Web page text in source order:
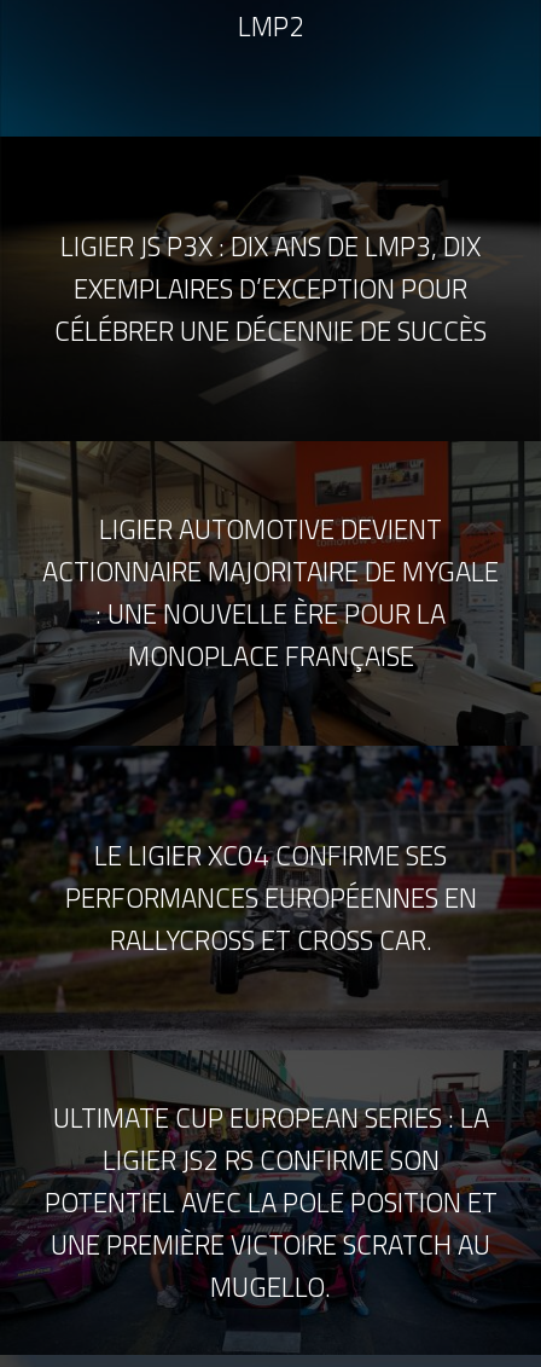
LMP2
LIGIER JS P3X : DIX ANS DE LMP3, DIX
EXEMPLAIRES D’EXCEPTION POUR
CÉLÉBRER UNE DÉCENNIE DE SUCCÈS
LIGIER AUTOMOTIVE DEVIENT
ACTIONNAIRE MAJORITAIRE DE MYGALE
: UNE NOUVELLE ÈRE POUR LA
MONOPLACE FRANÇAISE
LE LIGIER XC04 CONFIRME SES
PERFORMANCES EUROPÉENNES EN
RALLYCROSS ET CROSS CAR.
ULTIMATE CUP EUROPEAN SERIES : LA
LIGIER JS2 RS CONFIRME SON
POTENTIEL AVEC LA POLE POSITION ET
UNE PREMIÈRE VICTOIRE SCRATCH AU
MUGELLO.